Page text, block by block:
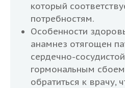
который
потребностям.
Особенности
анамнез отягощен
сердечно-
гормональным
обратиться к врачу,